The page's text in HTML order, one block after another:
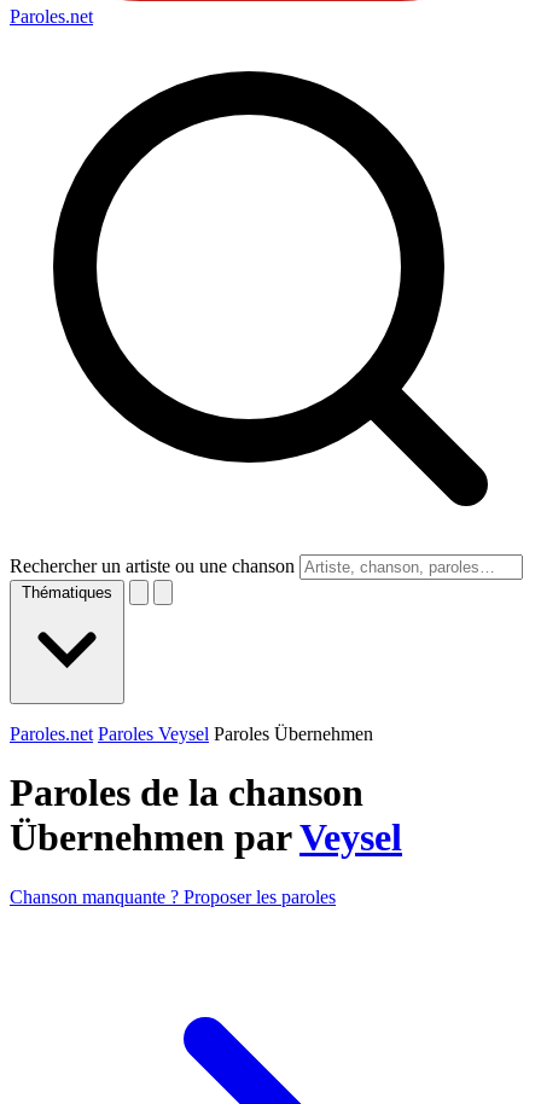
Paroles.net
Rechercher un artiste ou une chanson
Thématiques
Paroles.net Paroles Veysel Paroles Übernehmen
Paroles de la chanson
Übernehmen parVeysel
Chanson manquante ? Proposer les paroles